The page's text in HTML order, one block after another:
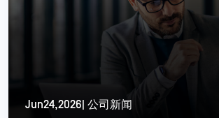
Jun24,2026| 公司新闻